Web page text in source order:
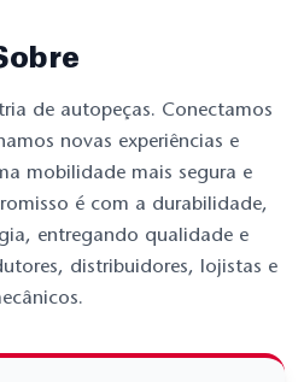
de autopeças. Conectamos
novas experiências e
mobilidade mais segura e
é com a durabilidade,
entregando qualidade e
distribuidores, lojistas e